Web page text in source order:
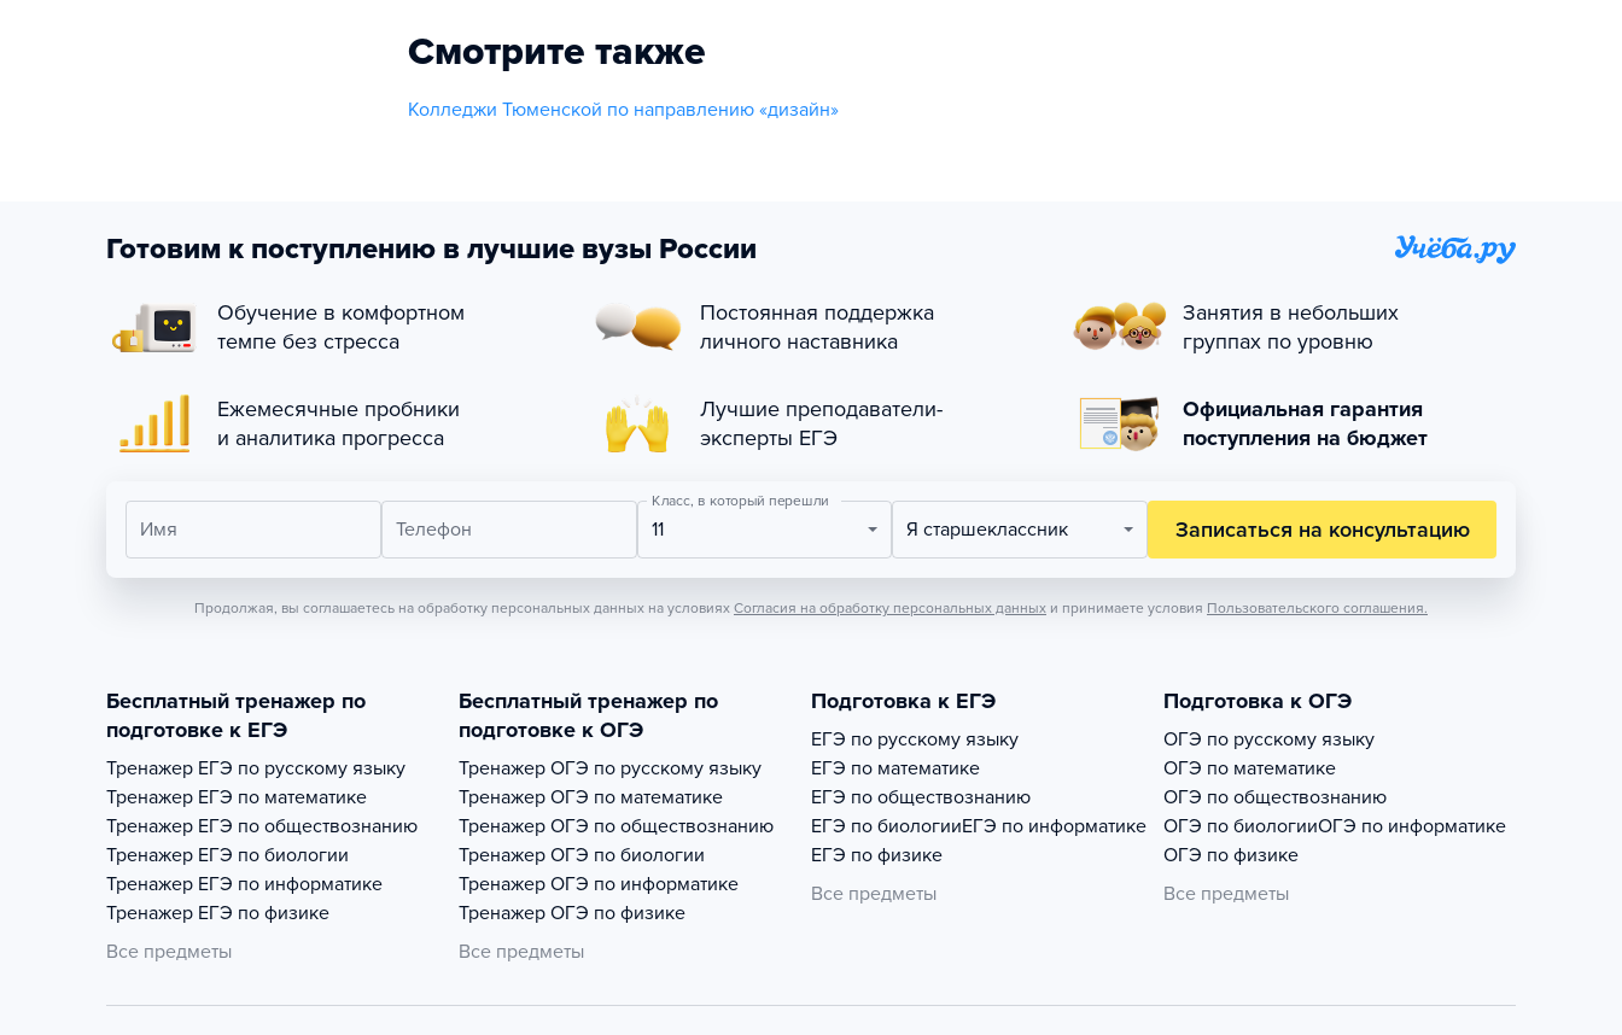
Смотрите также
Колледжи Тюменской по направлению «дизайн»
Готовим к поступлению в лучшие вузы России
Обучение в комфортном
темпе без стресса
Постоянная поддержка
личного наставника
Занятия в небольших
группах по уровню
Ежемесячные пробники
и аналитика прогресса
Лучшие преподаватели-
эксперты ЕГЭ
Официальная гарантия
поступления на бюджет
Имя Телефон
Класс, в который перешли
11 Я старшеклассник Записаться на консультацию
Продолжая, вы соглашаетесь на обработку персональных данных на условиях Согласия на обработку персональных данных и принимаете условия Пользовательского соглашения.
Бесплатный тренажер по
подготовке к ЕГЭ
Тренажер ЕГЭ по русскому языку
Тренажер ЕГЭ по математике
Тренажер ЕГЭ по обществознанию
Тренажер ЕГЭ по биологии
Тренажер ЕГЭ по информатике
Тренажер ЕГЭ по физике
Все предметы
Бесплатный тренажер по
подготовке к ОГЭ
Тренажер ОГЭ по русскому языку
Тренажер ОГЭ по математике
Тренажер ОГЭ по обществознанию
Тренажер ОГЭ по биологии
Тренажер ОГЭ по информатике
Тренажер ОГЭ по физике
Все предметы
Подготовка к ЕГЭ
ЕГЭ по русскому языку
ЕГЭ по математике
ЕГЭ по обществознанию
ЕГЭ по биологииЕГЭ по информатике
ЕГЭ по физике
Все предметы
Подготовка к ОГЭ
ОГЭ по русскому языку
ОГЭ по математике
ОГЭ по обществознанию
ОГЭ по биологииОГЭ по информатике
ОГЭ по физике
Все предметы